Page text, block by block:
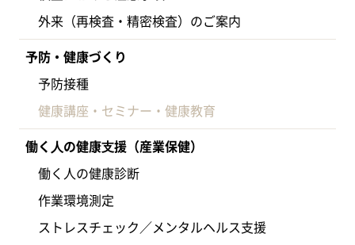
外来（再検査・精密検査）のご案内
予防・健康づくり
予防接種
健康講座・セミナー・健康教育
働く⼈の健康⽀援（産業保健）
働く人の健康診断
作業環境測定
ストレスチェック／メンタルヘルス支援